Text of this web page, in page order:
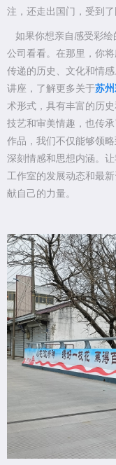
注，还走出国门，受到
如果你想亲自感受彩绘
公司看看。在那里，你
传递的历史、文化和情
讲座，了解更多关于苏
术形式，具有丰富的历
技艺和审美情趣，也传
作品，我们不仅能够领
深刻情感和思想内涵。
工作室的发展动态和最
献自己的力量。